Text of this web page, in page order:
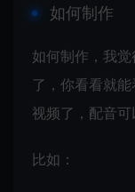
如何制作
如何制作，我
了，你看看就
视频了，配音
比如：